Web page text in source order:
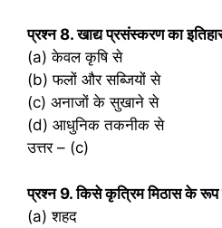
प्रश्‍न 8. खाद्य प्रसंस्करण का
(a) केवल कृषि से
(b) फलों और सब्जियों से
(c) अनाजों के सुखाने से
(d) आधुनिक तकनीक से
उत्तर – (c)
प्रश्‍न 9. किसे कृत्रिम मिठास के रूप
(a) शहद